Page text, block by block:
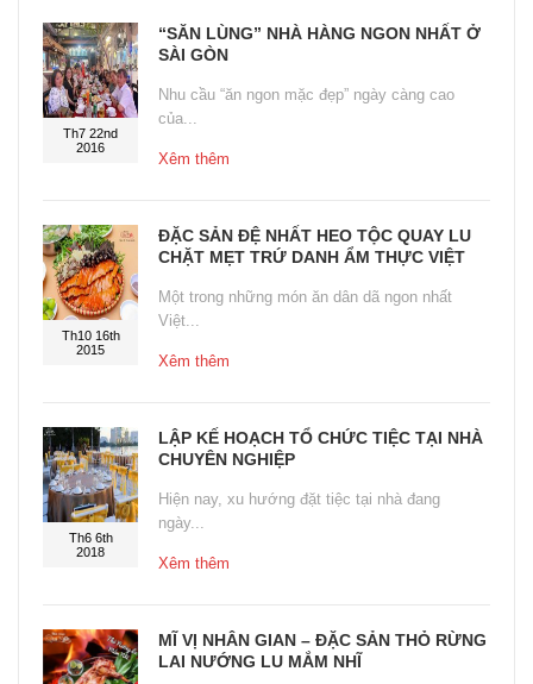
Th7 22nd
2016
“SĂN LÙNG” NHÀ HÀNG NGON NHẤT Ở
SÀI GÒN
Nhu cầu “ăn ngon mặc đẹp” ngày càng cao
của...
Xêm thêm
Th10 16th
2015
ĐẶC SẢN ĐỆ NHẤT HEO TỘC QUAY LU
CHẶT MẸT TRỨ DANH ẨM THỰC VIỆT
Một trong những món ăn dân dã ngon nhất
Việt...
Xêm thêm
Th6 6th
2018
LẬP KẾ HOẠCH TỔ CHỨC TIỆC TẠI NHÀ
CHUYÊN NGHIỆP
Hiện nay, xu hướng đặt tiệc tại nhà đang
ngày...
Xêm thêm
MĨ VỊ NHÂN GIAN – ĐẶC SẢN THỎ RỪNG
LAI NƯỚNG LU MẮM NHĨ